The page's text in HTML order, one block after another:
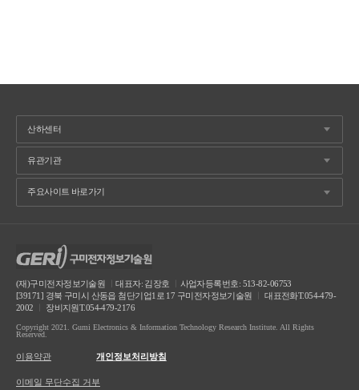
(재)구미전자정보기술원 ㅣ대표자: 김장호
사업자등록번호: 513-82-06753
[39171] 경북 구미시 산동읍 첨단기업1로 17 구미전자정보기술원
대표전화T.054-479-
2002
장비지원T.054-479-2176
Copyright 2021. Gumi Electronics & Information Technology Research Institute. All Rights
Reserved.
이용약관 개인정보처리방침
이메일 무단수집 거부